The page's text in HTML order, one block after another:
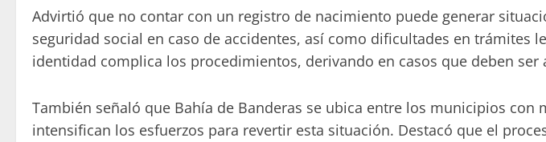
Advirtió que no contar con un registro de nacimiento puede generar
seguridad social en caso de accidentes, así como dificultades en trámites
identidad complica los procedimientos, derivando en casos que deben
También señaló que Bahía de Banderas se ubica entre los municipios
intensifican los esfuerzos para revertir esta situación. Destacó que el